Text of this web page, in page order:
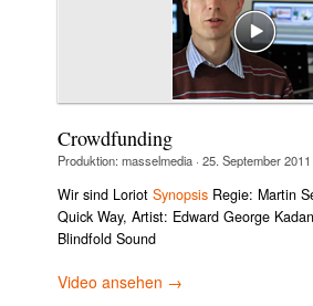
Crowdfunding
Produktion: masselmedia· 25. September 2011
Wir sind Loriot SynopsisRegie: Martin
Quick Way, Artist: Edward George
Blindfold Sound
Video ansehen →